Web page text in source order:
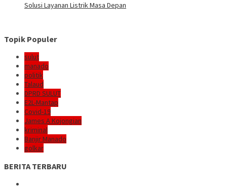
Solusi Layanan Listrik Masa Depan
Topik Populer
sulut
manado
politik
Talaud
DPRD SULUT
E2L-Mantap
Covid-19
James A Kojongian
kriminal
Banjir Manado
golkar
BERITA TERBARU